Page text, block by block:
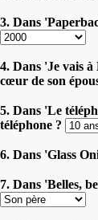
3. Dans
4. Dans 'Je vais
cœur de son
5. Dans 'Le
téléphone ?
6. Dans 'Glass
7. Dans 'Belles,